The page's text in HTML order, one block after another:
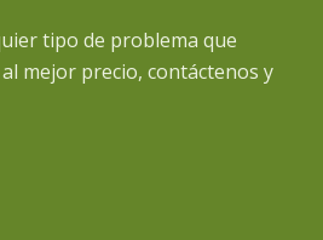
tipo de problema que
al mejor precio, contáctenos y